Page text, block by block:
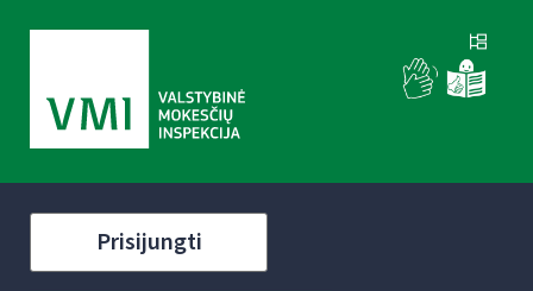
Prisijungti